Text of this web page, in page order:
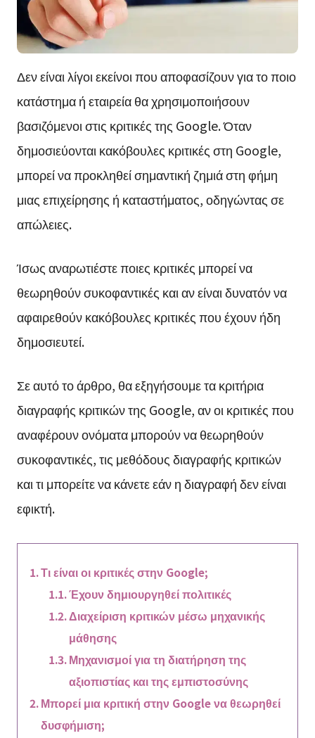
Δεν είναι λίγοι εκείνοι που αποφασίζουν για το ποιο
κατάστημα ή εταιρεία θα χρησιμοποιήσουν
βασιζόμενοι στις κριτικές της Google. Όταν
δημοσιεύονται κακόβουλες κριτικές στη Google,
μπορεί να προκληθεί σημαντική ζημιά στη φήμη
μιας επιχείρησης ή καταστήματος, οδηγώντας σε
απώλειες.
Ίσως αναρωτιέστε ποιες κριτικές μπορεί να
θεωρηθούν συκοφαντικές και αν είναι δυνατόν να
αφαιρεθούν κακόβουλες κριτικές που έχουν ήδη
δημοσιευτεί.
Σε αυτό το άρθρο, θα εξηγήσουμε τα κριτήρια
διαγραφής κριτικών της Google, αν οι κριτικές που
αναφέρουν ονόματα μπορούν να θεωρηθούν
συκοφαντικές, τις μεθόδους διαγραφής κριτικών
και τι μπορείτε να κάνετε εάν η διαγραφή δεν είναι
εφικτή.
Τι είναι οι κριτικές στην Google;
Έχουν δημιουργηθεί πολιτικές
Διαχείριση κριτικών μέσω μηχανικής
μάθησης
Μηχανισμοί για τη διατήρηση της
αξιοπιστίας και της εμπιστοσύνης
Μπορεί μια κριτική στην Google να θεωρηθεί
δυσφήμιση;